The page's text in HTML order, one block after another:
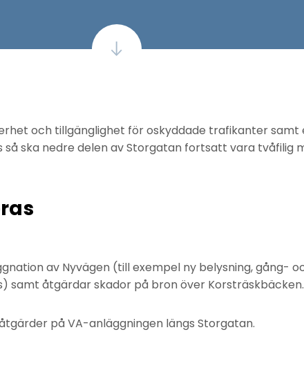
och tillgänglighet för oskyddade trafikanter samt
ska nedre delen av Storgatan fortsatt vara tvåfilig
av Nyvägen (till exempel ny belysning, gång-
samt åtgärdar skador på bron över Korsträskbäcken.
på VA-anläggningen längs Storgatan.